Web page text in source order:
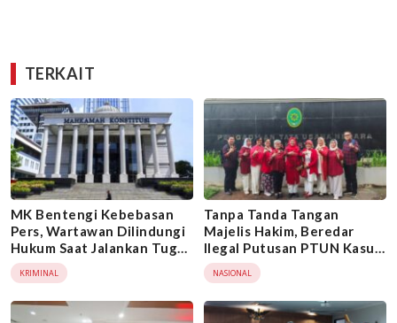
TERKAIT
MK Bentengi Kebebasan
Pers, Wartawan Dilindungi
Hukum Saat Jalankan Tugas
Jurnalistik
KRIMINAL
Tanpa Tanda Tangan
Majelis Hakim, Beredar
Ilegal Putusan PTUN Kasus
KTKI
NASIONAL